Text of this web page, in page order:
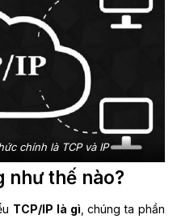
chính là TCP và IP
như thế nào?
TCP/IP là gì , chúng ta phần